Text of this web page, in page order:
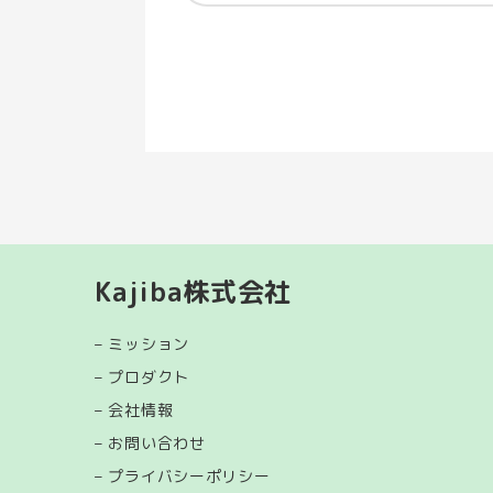
Kajiba株式会社
– ミッション
– プロダクト
–会社情報
– お問い合わせ
– プライバシーポリシー